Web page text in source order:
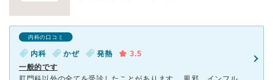
内科の口コミ
内科 かぜ 発熱
3.5
一般的です